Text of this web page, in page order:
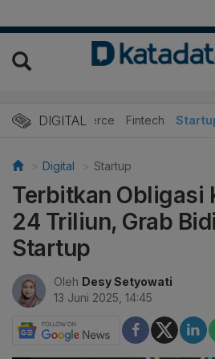
DIGITAL
E-Commerce Fintech
Digital Startup
Terbitkan Obligasi
24 Triliun, Grab
Startup
Oleh Desy Setyowati
13 Juni 2025, 14:45